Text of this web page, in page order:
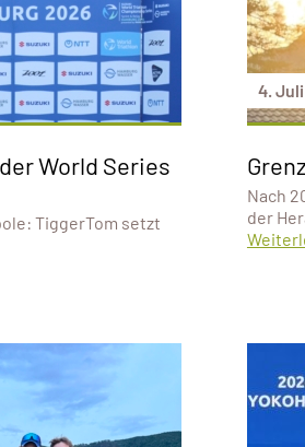
World Series
TiggerTom setzt
4.
Nach
der